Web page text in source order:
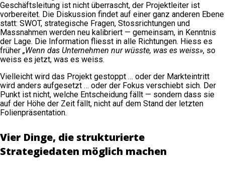
Geschäftsleitung ist nicht überrascht, der Projektleiter ist
vorbereitet. Die Diskussion findet auf einer ganz anderen Ebene
statt: SWOT, strategische Fragen, Stossrichtungen und
Massnahmen werden neu kalibriert — gemeinsam, in Kenntnis
der Lage. Die Information fliesst in alle Richtungen. Hiess es
früher „Wenn das Unternehmen nur wüsste, was es weiss», so
weiss es jetzt, was es weiss.
Vielleicht wird das Projekt gestoppt … oder der Markteintritt
wird anders aufgesetzt … oder der Fokus verschiebt sich. Der
Punkt ist nicht, welche Entscheidung fällt — sondern dass sie
auf der Höhe der Zeit fällt, nicht auf dem Stand der letzten
Folienpräsentation.
Vier Dinge, die strukturierte
Strategiedaten möglich machen